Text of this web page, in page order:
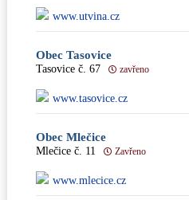
www.utvina.cz
Obec Tasovice
Tasovice č. 67 zavřeno
www.tasovice.cz
Obec Mlečice
Mlečice č. 11 Zavřeno
www.mlecice.cz